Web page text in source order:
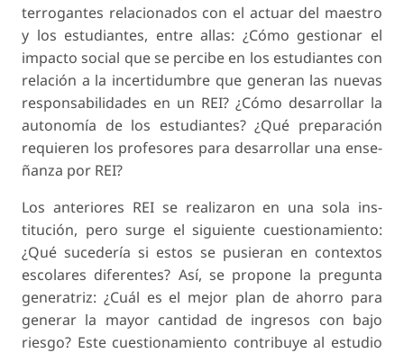
terrogantes relacionados con el actuar del maestro
y los estudiantes, entre allas: ¿Cómo gestionar el
impacto social que se percibe en los estudiantes con
relación a la incertidumbre que generan las nuevas
responsabilidades en un REI? ¿Cómo desarrollar la
autonomía de los estudiantes? ¿Qué preparación
requieren los profesores para desarrollar una ense­
ñanza por REI?
Los anteriores REI se realizaron en una sola ins­
titución, pero surge el siguiente cuestionamiento:
¿Qué sucedería si estos se pusieran en contextos
escolares diferentes? Así, se propone la pregunta
generatriz: ¿Cuál es el mejor plan de ahorro para
generar la mayor cantidad de ingresos con bajo
riesgo? Este cuestionamiento contribuye al estudio